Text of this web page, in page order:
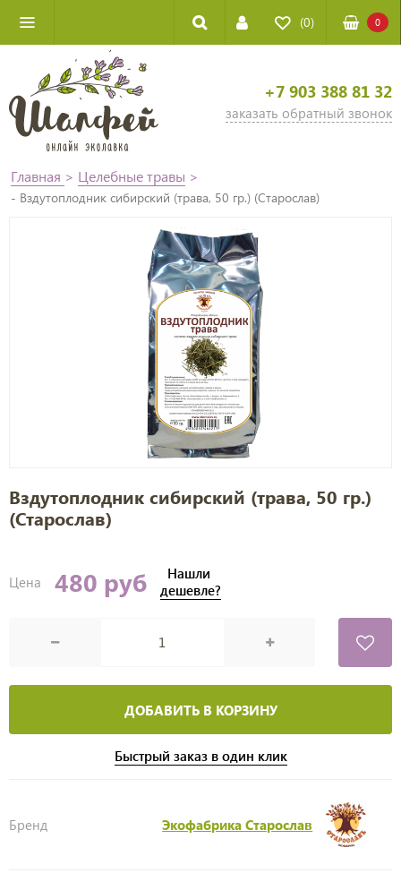
(0) 0
+7 903 388 81 32
заказать обратный звонок
Главная > Целебные травы >
- Вздутоплодник сибирский (трава, 50 гр.) (Старослав)
Вздутоплодник сибирский (трава, 50 гр.)
(Старослав)
Цена 480 руб
Нашли
дешевле?
ДОБАВИТЬ В КОРЗИНУ
Быстрый заказ в один клик
Бренд Экофабрика Старослав